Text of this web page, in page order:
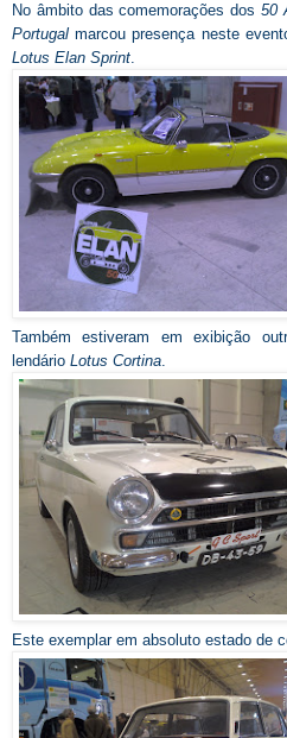
No âmbito das comemorações dos 50
Portugalmarcou presença neste
Lotus Elan Sprint.
Também estiveram em exibição
lendário Lotus Cortina.
Este exemplar em absoluto estado de